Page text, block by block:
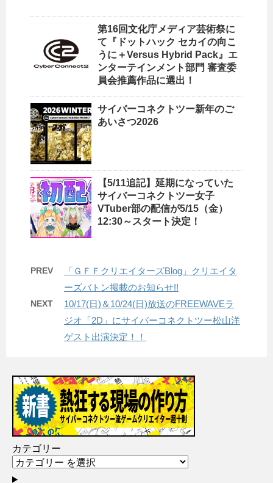
第16回文化庁メディア芸術祭に
て『ドットハック セカイの向こ
うに＋Versus Hybrid Pack』エ
ンターテインメント部門 審査委
員会推薦作品に選出！
サイバーコネクトツー新年のご
あいさつ2026
【5/11追記】延期になっていた
サイバーコネクトツー女子
VTuber部の配信が5/15（金）
12:30～スタート決定！
PREV
「ＧＦＦクリエイターズBlog」クリエイタ
ーズバトン掲載のお知らせ!!
NEXT
10/17(日)＆10/24(日)放送のFREEWAVEラ
ジオ「2D」にサイバーコネクトツー松山洋
ゲスト出演決定！！
カテゴリー